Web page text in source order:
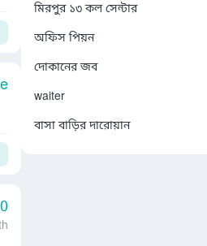
মিরপুর ১৩ কল সেন্টার
অফিস পিয়ন
দোকানের জব
waiter
বাসা বাড়ির দারোয়ান